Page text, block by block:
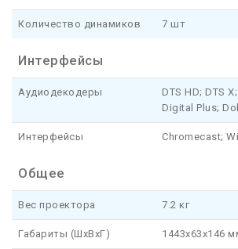
Количество динамиков 7 шт
Интерфейсы
Аудиодекодеры
DTS HD; DTS
Digital Plus;
Интерфейсы Chromecast;
Общее
Вес проектора 7.2 кг
Габариты (ШхВхГ) 1443x63x146